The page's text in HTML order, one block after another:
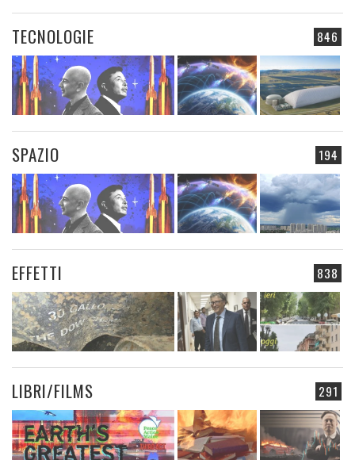
846
TECNOLOGIE
194
SPAZIO
838
EFFETTI
291
LIBRI/FILMS